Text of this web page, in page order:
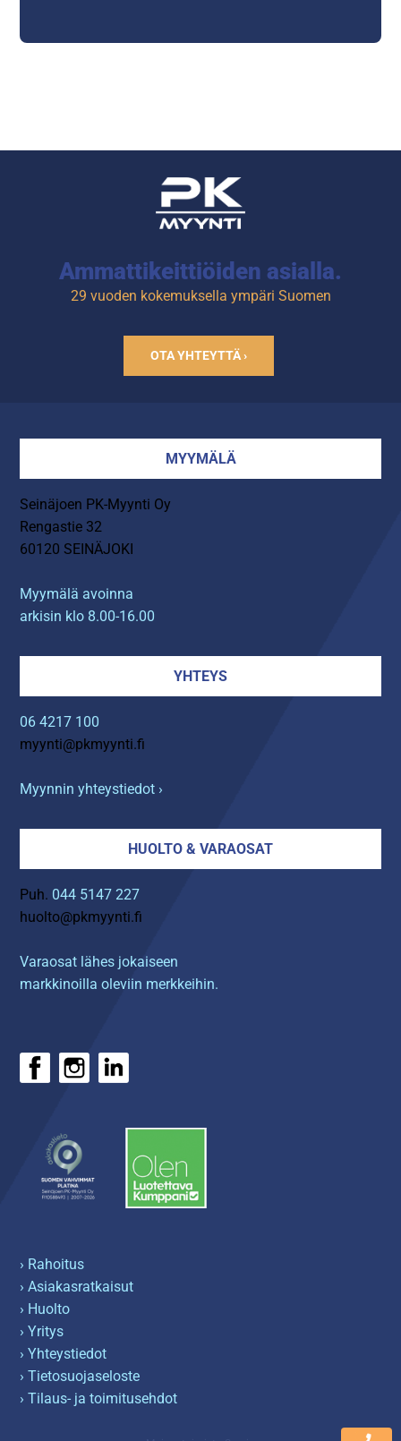
Ammattikeittiöiden asialla.
29 vuoden kokemuksella ympäri Suomen
OTA YHTEYTTÄ ›
MYYMÄLÄ
Seinäjoen PK-Myynti Oy
Rengastie 32
60120 SEINÄJOKI
Myymälä avoinna
arkisin klo 8.00-16.00
YHTEYS
06 4217 100
myynti@pkmyynti.fi
Myynnin yhteystiedot ›
HUOLTO & VARAOSAT
Puh. 044 5147 227
huolto@pkmyynti.fi
Varaosat lähes jokaiseen
markkinoilla oleviin merkkeihin.
› Rahoitus
› Asiakasratkaisut
› Huolto
› Yritys
› Yhteystiedot
› Tietosuojaseloste
› Tilaus- ja toimitusehdot